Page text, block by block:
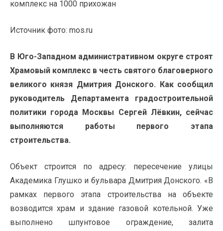
Источник фото: mos.ru
В Юго-Западном административном округе строят
Храмовый комплекс в честь святого благоверного
великого князя Дмитрия Донского. Как сообщил
руководитель Департамента градостроительной
политики города Москвы Сергей Лёвкин, сейчас
выполняются работы первого этапа
строительства.
Объект строится по адресу: пересечение улицы
Академика Глушко и бульвара Дмитрия Донского. «В
рамках первого этапа строительства на объекте
возводится храм и здание газовой котельной. Уже
выполнено шпунтовое ограждение, залита